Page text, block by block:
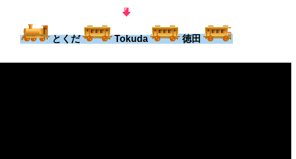
とくだ Tokuda 徳田